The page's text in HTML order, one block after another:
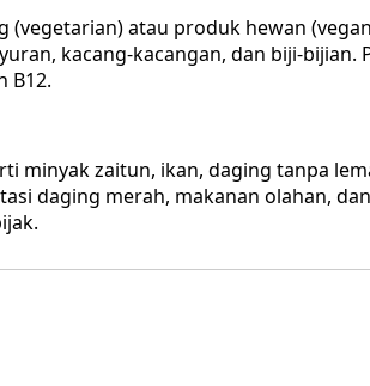
atau produk hewan
kacang-kacangan, dan biji-bijian.
B12.
minyak zaitun, ikan, daging tanpa
daging merah, makanan olahan,